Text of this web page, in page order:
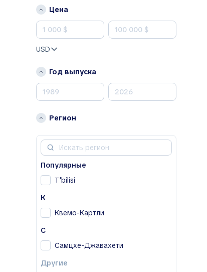
J
Jeep
Jetta
K
Kia
L
Lexus
M
Mazda
Mercedes-Benz
Nissan
O
Opel
Volkswagen
Другие
Цена
USD
Год выпуска
Регион
Популярные
T'bilisi
К
Квемо-Картли
С
Самцхе-Джавахети
Другие